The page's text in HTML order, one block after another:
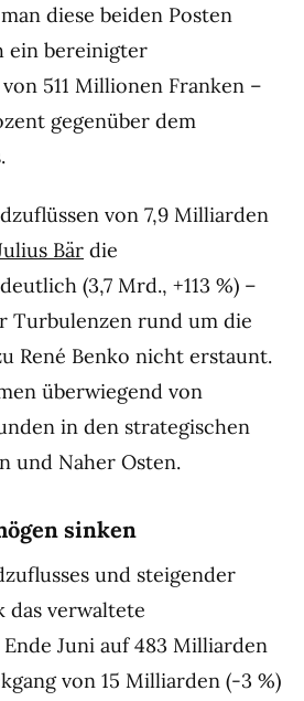
diese beiden Posten
ein bereinigter
511 Millionen Franken –
gegenüber dem
von 7,9 Milliarden
Bär die
(3,7 Mrd., +113 %) –
Turbulenzen rund um die
René Benko nicht erstaunt.
überwiegend von
in den strategischen
und Naher Osten.
sinken
und steigender
das verwaltete
Juni auf 483 Milliarden
von 15 Milliarden (-3 %)